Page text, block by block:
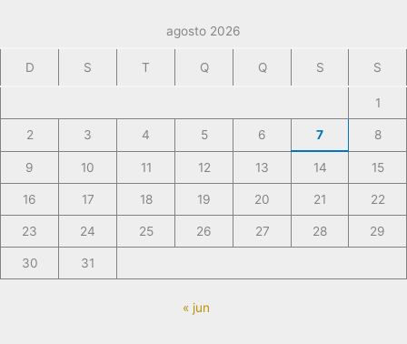
agosto 2026
D S T Q Q S S
1
2 3 4 5 6 7 8
9 10 11 12 13 14 15
16 17 18 19 20 21 22
23 24 25 26 27 28 29
30 31
« jun